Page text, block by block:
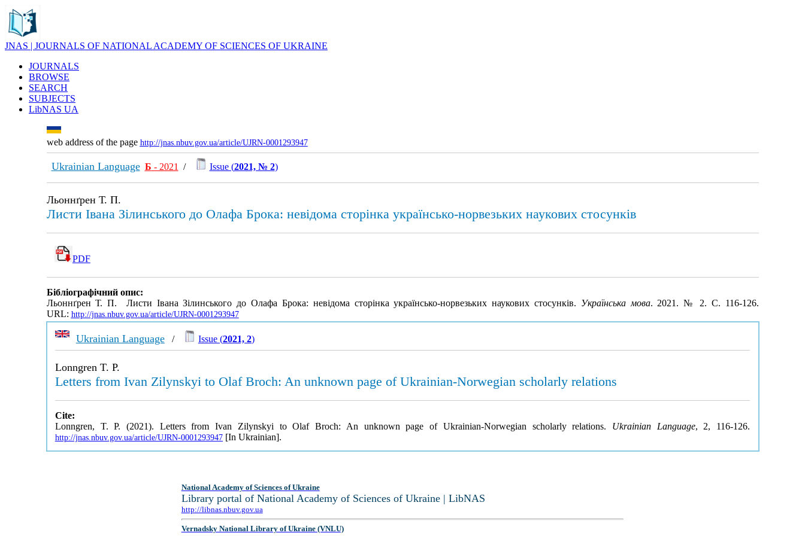
JNAS | JOURNALS OF NATIONAL ACADEMY OF SCIENCES OF UKRAINE
JOURNALS
BROWSE
SEARCH
SUBJECTS
LibNAS UA
web address of the page http://jnas.nbuv.gov.ua/article/UJRN-0001293947
Ukrainian Language Б - 2021 / Issue (2021, № 2)
Льоннґрен Т. П.
Листи Івана Зілинського до Олафа Брока: невідома сторінка українсько-норвезьких наукових стосунків
PDF
Бібліографічний опис:
Льоннґрен Т. П. Листи Івана Зілинського до Олафа Брока: невідома сторінка українсько-норвезьких наукових стосунків. Українська мова. 2021. № 2. С. 116-126.
URL: http://jnas.nbuv.gov.ua/article/UJRN-0001293947
Ukrainian Language/ Issue (2021, 2)
Lonngren T. P.
Letters from Ivan Zilynskyi to Olaf Broch: An unknown page of Ukrainian-Norwegian scholarly relations
Cite:
Lonngren, T. P. (2021). Letters from Ivan Zilynskyi to Olaf Broch: An unknown page of Ukrainian-Norwegian scholarly relations. Ukrainian Language, 2, 116-126.
http://jnas.nbuv.gov.ua/article/UJRN-0001293947[In Ukrainian].
National Academy of Sciences of Ukraine
Library portal of National Academy of Sciences of Ukraine | LibNAS
http://libnas.nbuv.gov.ua
Vernadsky National Library of Ukraine (VNLU)